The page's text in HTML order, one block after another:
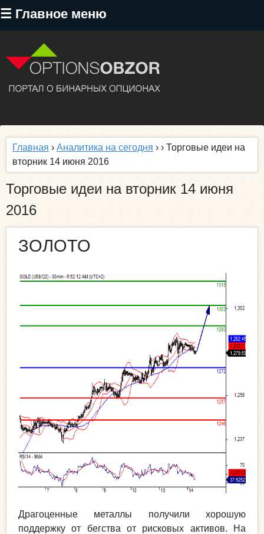
☰ Главное меню
Перейти
содержанию
Главная › Аналитика на сегодня › › Торговые идеи на
вторник 14 июня 2016
Торговые идеи на вторник 14 июня
2016
ЗОЛОТО
Драгоценные металлы получили хорошую
поддержку от бегства от рисковых активов. На